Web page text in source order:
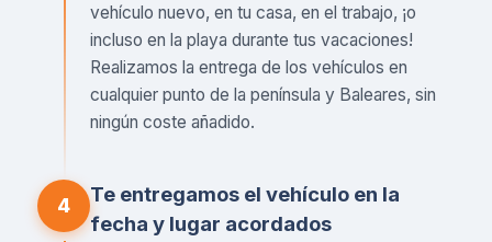
vehículo nuevo, en tu casa, en el trabajo, ¡o
incluso en la playa durante tus vacaciones!
Realizamos la entrega de los vehículos en
cualquier punto de la península y Baleares, sin
ningún coste añadido.
4
Te entregamos el vehículo en la
fecha y lugar acordados